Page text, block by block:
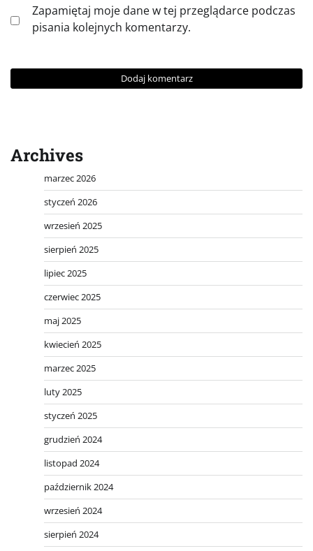
Zapamiętaj moje dane w tej przeglądarce podczas
pisania kolejnych komentarzy.
Archives
marzec 2026
styczeń 2026
wrzesień 2025
sierpień 2025
lipiec 2025
czerwiec 2025
maj 2025
kwiecień 2025
marzec 2025
luty 2025
styczeń 2025
grudzień 2024
listopad 2024
październik 2024
wrzesień 2024
sierpień 2024